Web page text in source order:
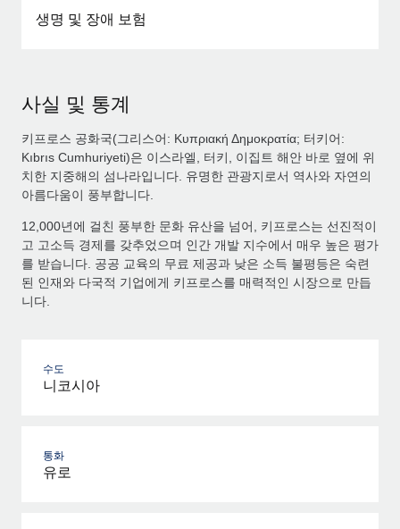
생명 및 장애 보험
사실 및 통계
키프로스 공화국(그리스어: Κυπριακή Δημοκρατία; 터키어:
Kıbrıs Cumhuriyeti)은 이스라엘, 터키, 이집트 해안 바로 옆에 위
치한 지중해의 섬나라입니다. 유명한 관광지로서 역사와 자연의
아름다움이 풍부합니다.
12,000년에 걸친 풍부한 문화 유산을 넘어, 키프로스는 선진적이
고 고소득 경제를 갖추었으며 인간 개발 지수에서 매우 높은 평가
를 받습니다. 공공 교육의 무료 제공과 낮은 소득 불평등은 숙련
된 인재와 다국적 기업에게 키프로스를 매력적인 시장으로 만듭
니다.
수도
니코시아
통화
유로